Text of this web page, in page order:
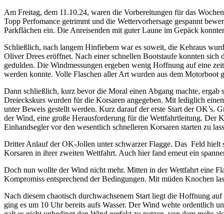
Am Freitag, dem 11.10.24, waren die Vorbereitungen für das
Topp Perfomance getrimmt und die Wettervorhersage gespannt
Parkflächen ein. Die Anreisenden mit guter Laune im Gepäck
Schließlich, nach langem Hinfiebern war es soweit, die Kehraus
Oliver Drees eröffnet. Nach einer schnellen Bootstaufe konnten sich
gedulden. Die Windmessungen ergeben wenig Hoffnung auf eine
werden konnte. Volle Flaschen aller Art wurden aus dem Motorboot
Dann schließlich, kurz bevor die Moral einen Abgang machte,
Dreieckskurs wurden für die Korsaren angegeben. Mit lediglich
unter Beweis gestellt werden. Kurz darauf der erste Start der OK’s.
der Wind, eine große Herausforderung für die Wettfahrtleitung. Der
Einhandsegler vor den wesentlich schnelleren Korsaren starten zu
Dritter Anlauf der OK-Jollen unter schwarzer Flagge. Das Feld hielt
Korsaren in ihrer zweiten Wettfahrt. Auch hier fand erneut ein
Doch nun wollte der Wind nicht mehr. Mitten in der Wettfahrt eine
Kompromiss entsprechend der Bedingungen. Mit müden Knochen
Nach diesem chaotisch durchwachsenem Start liegt die Hoffnung
ging es um 10 Uhr bereits aufs Wasser. Der Wind wehte ordentlich